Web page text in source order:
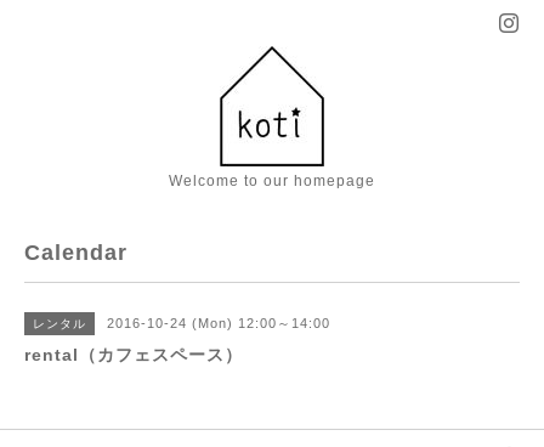
Welcome to our homepage
Calendar
レンタル 2016-10-24 (Mon) 12:00～14:00
rental（カフェスペース）